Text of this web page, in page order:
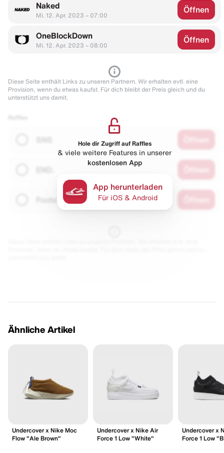
Naked
Mi. 12. Apr. 2023 – 07:00
Öffnen
OneBlockDown
Mi. 12. Apr. 2023 – 08:00
Öffnen
Diese Seite enthält Links zu unseren Partnern. Wir erhalten evtl. eine
Provision, wenn du etwas kaufst. Für dich bleibt der Preis gleich und du
unterstützt uns damit.
Footshop
Hole dir Zugriff auf Raffles
& viele weitere Features in unserer
kostenlosen App
App herunterladen
Für iOS & Android
Ähnliche Artikel
Undercover x Nike Moc
Flow "Ale Brown"
Undercover x Nike Air
Force 1 Low "White"
Undercover x
Force 1 Low